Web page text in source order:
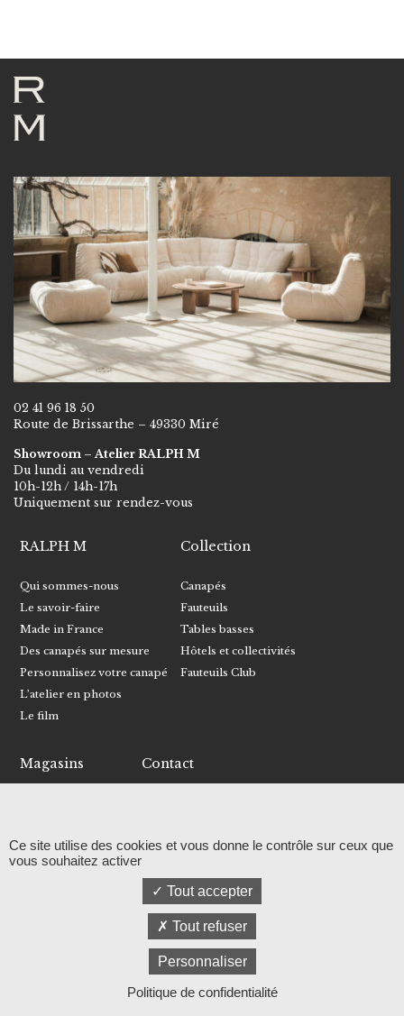
02 41 96 18 50
Route de Brissarthe – 49330 Miré
Showroom – Atelier RALPH M
Du lundi au vendredi
10h-12h / 14h-17h
Uniquement sur rendez-vous
RALPH M
Qui sommes-nous
Le savoir-faire
Made in France
Des canapés sur mesure
Personnalisez votre canapé
L’atelier en photos
Le film
Collection
Canapés
Fauteuils
Tables basses
Hôtels et collectivités
Fauteuils Club
Magasins Contact
Facebook
Linkedin
Relation presse
Mentions légales et politique de confidentialité
Ce site utilise des cookies et vous donne le contrôle sur ceux que
vous souhaitez activer
Tout accepter
Tout refuser
Personnaliser
Politique de confidentialité